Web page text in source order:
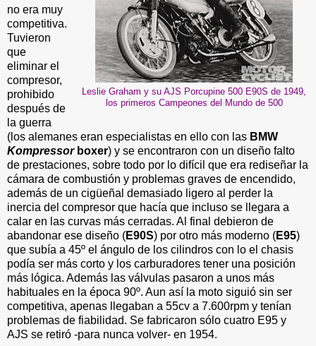
Leslie Graham y su AJS Porcupine 500 E90S de 1949,
los primeros Campeones del Mundo de 500
no era muy
competitiva.
Tuvieron
que
eliminar el
compresor,
prohibido
después de
la guerra
(los alemanes eran especialistas en ello con las BMW
Kompressor boxer) y se encontraron con un diseño falto
de prestaciones, sobre todo por lo difícil que era rediseñar la
cámara de combustión y problemas graves de encendido,
además de un cigüeñal demasiado ligero al perder la
inercia del compresor que hacía que incluso se llegara a
calar en las curvas más cerradas. Al final debieron de
abandonar ese diseño (E90S) por otro más moderno (E95)
que subía a 45º el ángulo de los cilindros con lo el chasis
podía ser más corto y los carburadores tener una posición
más lógica. Además las válvulas pasaron a unos más
habituales en la época 90º. Aun así la moto siguió sin ser
competitiva, apenas llegaban a 55cv a 7.600rpm y tenían
problemas de fiabilidad. Se fabricaron sólo cuatro E95 y
AJS se retiró -para nunca volver- en 1954.